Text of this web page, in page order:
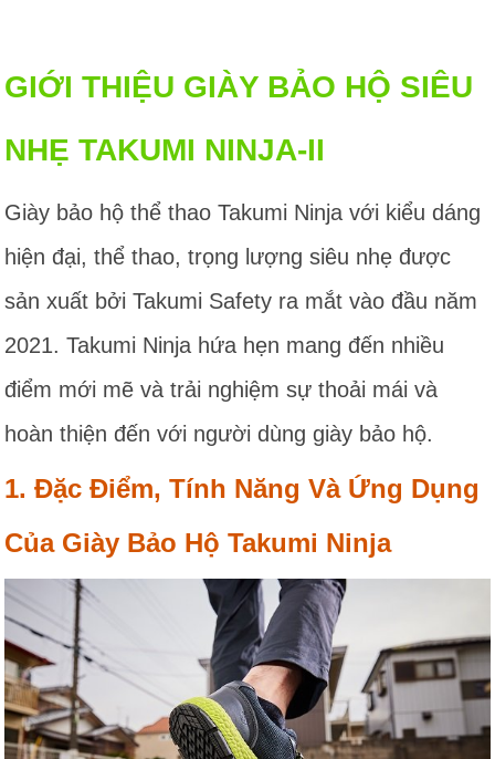
GIỚI THIỆU GIÀY BẢO HỘ SIÊU
NHẸ TAKUMI NINJA-II
Giày bảo hộ thể thao Takumi Ninja với kiểu dáng
hiện đại, thể thao, trọng lượng siêu nhẹ được
sản xuất bởi Takumi Safety ra mắt vào đầu năm
2021. Takumi Ninja hứa hẹn mang đến nhiều
điểm mới mẽ và trải nghiệm sự thoải mái và
hoàn thiện đến với người dùng giày bảo hộ.
1. Đặc Điểm, Tính Năng Và Ứng Dụng
Của Giày Bảo Hộ Takumi Ninja